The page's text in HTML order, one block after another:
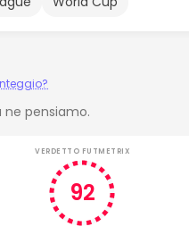
pensiamo.
VERDETTO FUTMETRIX
92